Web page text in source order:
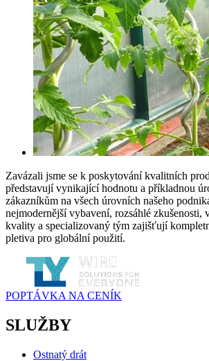
Zavázali jsme se k poskytování kvalitních
představují vynikající hodnotu a příkladnou
zákazníkům na všech úrovních našeho
nejmodernější vybavení, rozsáhlé zkušenosti,
kvality a specializovaný tým zajišťují
pletiva pro globální použití.
POPTÁVKA NA CENÍK
SLUŽBY
Ostnatý drát